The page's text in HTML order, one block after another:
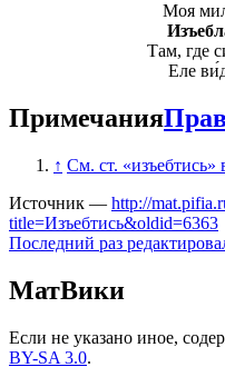
Моя
Там, где
Еле
Примечания
↑ См. ст. «изъебтись»
Источник — http://
title=Изъебтись&oldid=6363
Последний раз
МатВики
Если не указано иное,
BY-SA 3.0.